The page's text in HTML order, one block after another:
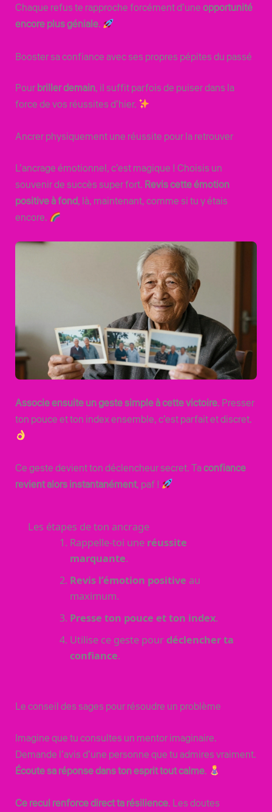
Chaque refus te rapproche forcément d’uneopportunité
encore plus géniale.
Booster sa confiance avec ses propres pépites du passé
Pourbriller demain, il suffit parfois de puiser dans la
force de vos réussites d’hier.
Ancrer physiquement une réussite pour la retrouver
L’ancrage émotionnel, c’est magique ! Choisis un
souvenir de succès super fort. Revis cette émotion
positive à fond, là, maintenant, comme si tu y étais
encore.
Associe ensuite un geste simple à cette victoire. Presser
ton pouce et ton index ensemble, c’est parfait et discret.
Ce geste devient ton déclencheur secret. Taconfiance
revient alors instantanément, paf !
Les étapes de ton ancrage
Rappelle-toi une réussite
marquante.
Revis l’émotion positive au
maximum.
Presse ton pouce et ton index.
Utilise ce geste pourdéclencher ta
confiance.
Le conseil des sages pour résoudre un problème
Imagine que tu consultes un mentor imaginaire.
Demande l’avis d’une personne que tu admires vraiment.
Écoute sa réponse dans ton esprit tout calme.
Ce recul renforce direct ta résilience. Les doutes